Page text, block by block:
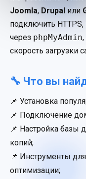
Joomla, Drupal или
подключить
через phpMyAdmin
скорость загрузки
🔧 Что вы
📌 Установка
📌 Подключение
📌 Настройка базы
копий;
📌 Инструменты
оптимизации;